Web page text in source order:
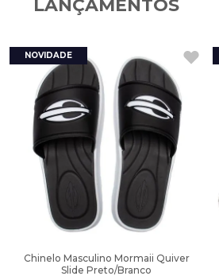
LANÇAMENTOS
Chinelo Masculino Mormaii Quiver
Slide Preto/Branco